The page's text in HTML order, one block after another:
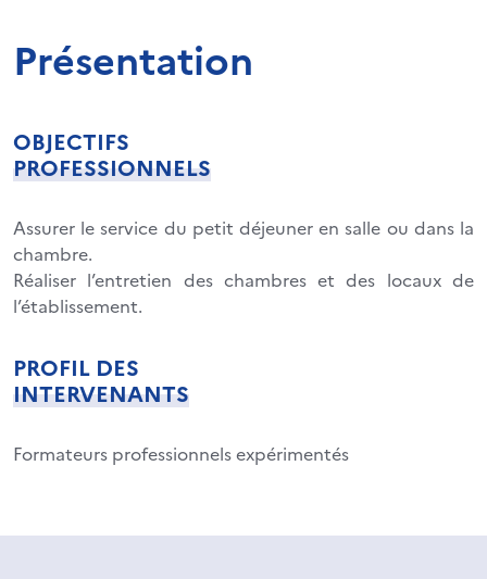
Présentation
OBJECTIFS
PROFESSIONNELS
Assurer le service du petit déjeuner en salle ou dans la
chambre.
Réaliser l’entretien des chambres et des locaux de
l’établissement.
PROFIL DES
INTERVENANTS
Formateurs professionnels expérimentés